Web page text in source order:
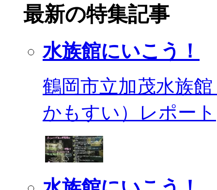
最新の特集記事
水族館にいこう！
鶴岡市立加茂水族
かもすい）レポート